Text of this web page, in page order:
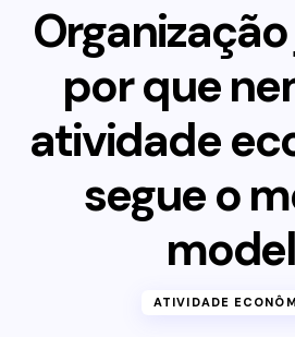
por que
atividade
segue o
ATIVIDADE